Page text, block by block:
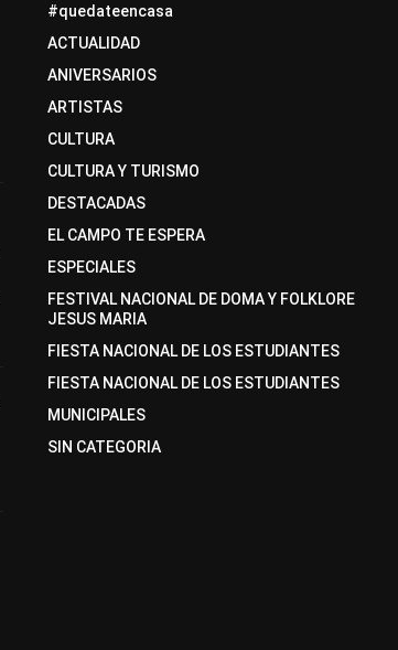
#quedateencasa
ACTUALIDAD
ANIVERSARIOS
ARTISTAS
CULTURA
CULTURA Y TURISMO
DESTACADAS
EL CAMPO TE ESPERA
ESPECIALES
FESTIVAL NACIONAL DE DOMA Y FOLKLORE
JESUS MARIA
FIESTA NACIONAL DE LOS ESTUDIANTES
FIESTA NACIONAL DE LOS ESTUDIANTES
MUNICIPALES
SIN CATEGORIA